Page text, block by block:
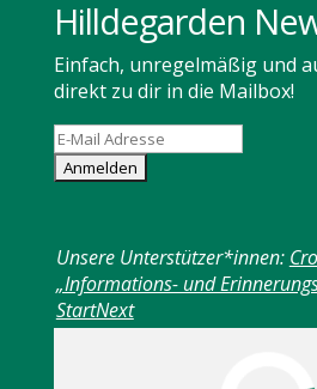
Hilldegarden
Einfach, unregelmäßig und
direkt zu dir in die Mailbox!
Unsere Unterstützer*innen:
„Informations- und
StartNext